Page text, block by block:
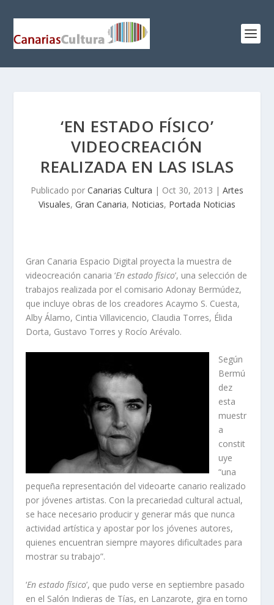
‘EN ESTADO FÍSICO’
VIDEOCREACIÓN
REALIZADA EN LAS ISLAS
Publicado por Canarias Cultura | Oct 30, 2013 | Artes
Visuales, Gran Canaria, Noticias, Portada Noticias
Gran Canaria Espacio Digital proyecta la muestra de
videocreación canaria ‘En estado físico’, una selección de
trabajos realizada por el comisario Adonay Bermúdez,
que incluye obras de los creadores Acaymo S. Cuesta,
Alby Álamo, Cintia Villavicencio, Claudia Torres, Élida
Dorta, Gustavo Torres y Rocío Arévalo.
Según
Bermú
dez
esta
muestr
a
constit
uye
“una
pequeña representación del videoarte canario realizado
por jóvenes artistas. Con la precariedad cultural actual,
se hace necesario producir y generar más que nunca
actividad artística y apostar por los jóvenes autores,
quienes encuentran siempre mayores dificultades para
mostrar su trabajo”.
‘En estado físico’, que pudo verse en septiembre pasado
en el Salón Indieras de Tías, en Lanzarote, gira en torno